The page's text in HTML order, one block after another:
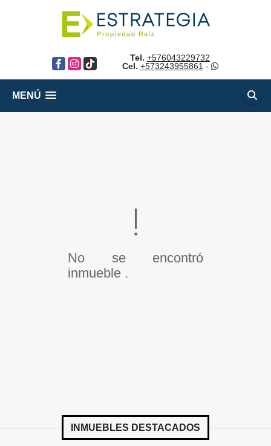
Facebook
Instagram
TikTok
Tel. +576043229732
Cel. +573243955861 -
MENÚ
No se encontró
inmueble .
INMUEBLES DESTACADOS